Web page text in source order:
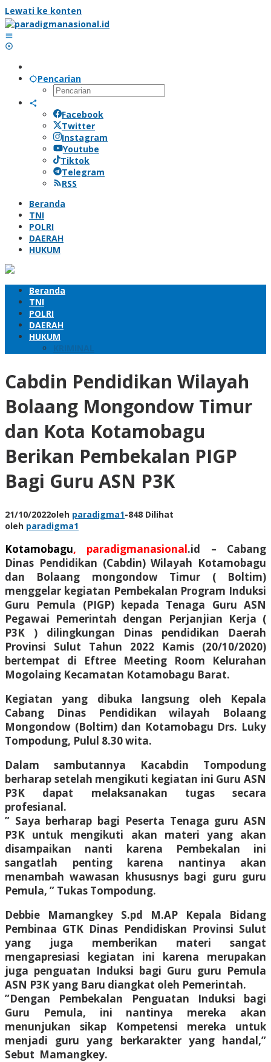
Lewati ke konten
Pencarian
Facebook
Twitter
Instagram
Youtube
Tiktok
Telegram
RSS
Beranda
TNI
POLRI
DAERAH
HUKUM
Beranda
TNI
POLRI
DAERAH
HUKUM
KRIMINAL
Cabdin Pendidikan Wilayah
Bolaang Mongondow Timur
dan Kota Kotamobagu
Berikan Pembekalan PIGP
Bagi Guru ASN P3K
21/10/2022oleh paradigma1-848 Dilihat
oleh paradigma1
Kotamobagu, paradigmanasional.id – Cabang
Dinas Pendidikan (Cabdin) Wilayah Kotamobagu
dan Bolaang mongondow Timur ( Boltim)
menggelar kegiatan Pembekalan Program Induksi
Guru Pemula (PIGP) kepada Tenaga Guru ASN
Pegawai Pemerintah dengan Perjanjian Kerja (
P3K ) dilingkungan Dinas pendidikan Daerah
Provinsi Sulut Tahun 2022 Kamis (20/10/2020)
bertempat di Eftree Meeting Room Kelurahan
Mogolaing Kecamatan Kotamobagu Barat.
Kegiatan yang dibuka langsung oleh Kepala
Cabang Dinas Pendidikan wilayah Bolaang
Mongondow (Boltim) dan Kotamobagu Drs. Luky
Tompodung, Pulul 8.30 wita.
Dalam sambutannya Kacabdin Tompodung
berharap setelah mengikuti kegiatan ini Guru ASN
P3K dapat melaksanakan tugas secara
profesianal.
” Saya berharap bagi Peserta Tenaga guru ASN
P3K untuk mengikuti akan materi yang akan
disampaikan nanti karena Pembekalan ini
sangatlah penting karena nantinya akan
menambah wawasan khususnys bagi guru guru
Pemula, ” Tukas Tompodung.
Debbie Mamangkey S.pd M.AP Kepala Bidang
Pembinaa GTK Dinas Pendidiskan Provinsi Sulut
yang juga memberikan materi sangat
mengapresiasi kegiatan ini karena merupakan
juga penguatan Induksi bagi Guru guru Pemula
ASN P3K yang Baru diangkat oleh Pemerintah.
”Dengan Pembekalan Penguatan Induksi bagi
Guru Pemula, ini nantinya mereka akan
menunjukan sikap Kompetensi mereka untuk
menjadi guru yang berkarakter yang handal,”
Sebut Mamangkey.